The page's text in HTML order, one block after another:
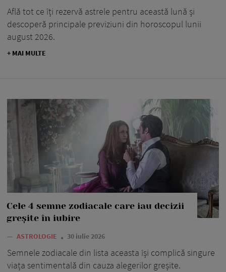
Află tot ce îți rezervă astrele pentru această lună și
descoperă principale previziuni din horoscopul lunii
august 2026.
+ MAI MULTE
Cele 4 semne zodiacale care iau decizii
greșite în iubire
— ASTROLOGIE 30 iulie 2026
Semnele zodiacale din lista aceasta își complică singure
viața sentimentală din cauza alegerilor greșite.